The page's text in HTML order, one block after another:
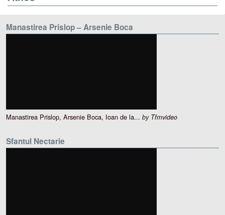
Manastirea Prislop – Arsenie Boca
Manastirea Prislop, Arsenie Boca, Ioan de la... by Tfmvideo
Sfantul Nectarie